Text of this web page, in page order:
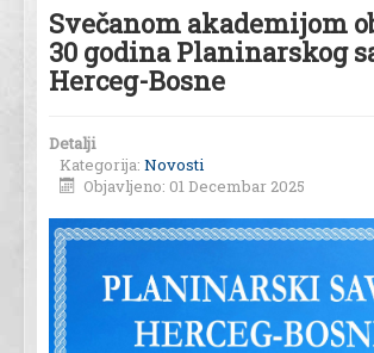
Svečanom akademijom
30 godina Planinarskog
Herceg-Bosne
Detalji
Kategorija: Novosti
Objavljeno: 01 Decembar 2025